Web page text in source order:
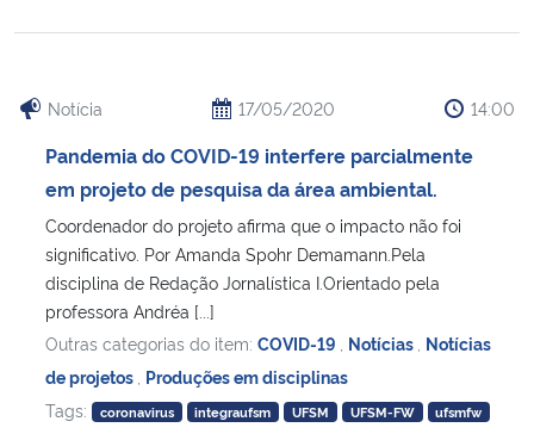
Notícia 17/05/2020 14:00
Pandemia do COVID-19 interfere parcialmente
em projeto de pesquisa da área ambiental.
Coordenador do projeto afirma que o impacto não foi
significativo. Por Amanda Spohr Demamann.Pela
disciplina de Redação Jornalística I.Orientado pela
professora Andréa [...]
Outras categorias do item: COVID-19 Notícias Notícias
de projetos Produções em disciplinas
Tags:
coronavirus integraufsm UFSM UFSM-FW ufsmfw